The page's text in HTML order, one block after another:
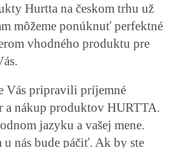
Hurtta na českom trhu už
môžeme ponúknuť perfektné
vhodného produktu pre
Vás pripravili príjemné
a nákup produktov HURTTA.
jazyku a vašej mene.
u nás bude páčiť. Ak by ste